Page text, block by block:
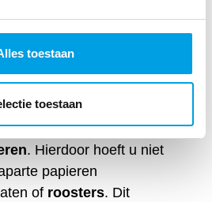
toestaan
toestaan Systems kunt
deel van uwHR-
. Hierdoor hoeft u niet
papieren
of roosters. Dit